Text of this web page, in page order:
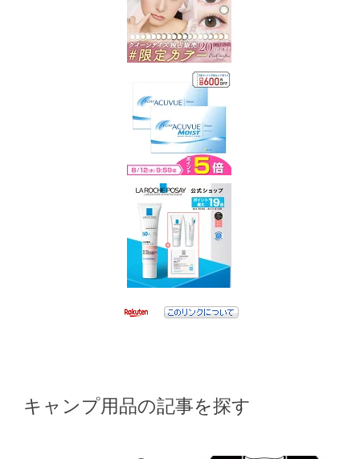
キャンプ用品の記事を探す